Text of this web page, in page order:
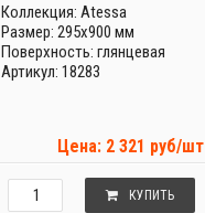
Коллекция: Atessa
Размер: 295x900 мм
Поверхность: глянцевая
Артикул: 18283
Цена: 2 321 руб/шт
КУПИТЬ